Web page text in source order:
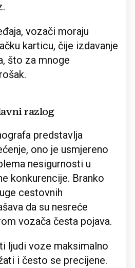
vozači moraju
karticu, čije izdavanje
što za mnoge
razlog
predstavlja
ono je usmjereno
nesigurnosti u
konkurencije. Branko
cestovnih
da su nesreće
vozača česta pojava.
ljudi voze maksimalno
i često se precijene.